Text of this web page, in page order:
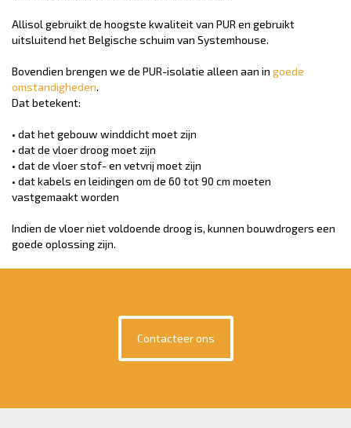
Allisol gebruikt de hoogste kwaliteit van PUR en gebruikt
uitsluitend het Belgische schuim van Systemhouse.
Bovendien brengen we de PUR-isolatie alleen aan in goede
omstandigheden.
Dat betekent:
• dat het gebouw winddicht moet zijn
• dat de vloer droog moet zijn
• dat de vloer stof- en vetvrij moet zijn
• dat kabels en leidingen om de 60 tot 90 cm moeten
vastgemaakt worden
Indien de vloer niet voldoende droog is, kunnen bouwdrogers een
goede oplossing zijn.
Contacteer ons